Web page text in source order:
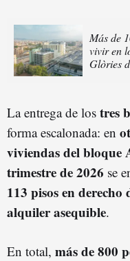
Más de
vivir en
Glòries
La entrega de los tres
forma escalonada: en
viviendas del bloque
trimestre de 2026 se
113 pisos en derecho
alquiler asequible.
En total, más de 800